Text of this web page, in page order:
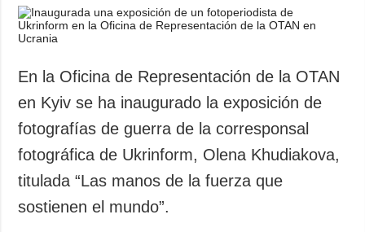
En la Oficina de Representación de la OTAN
en Kyiv se ha inaugurado la exposición de
fotografías de guerra de la corresponsal
fotográfica de Ukrinform, Olena Khudiakova,
titulada “Las manos de la fuerza que
sostienen el mundo”.